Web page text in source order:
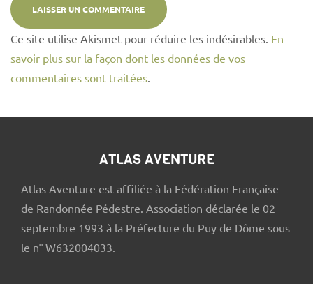
Ce site utilise Akismet pour réduire les indésirables. En
savoir plus sur la façon dont les données de vos
commentaires sont traitées.
ATLAS AVENTURE
Atlas Aventure est affiliée à la Fédération Française
de Randonnée Pédestre. Association déclarée le 02
septembre 1993 à la Préfecture du Puy de Dôme sous
le n° W632004033.